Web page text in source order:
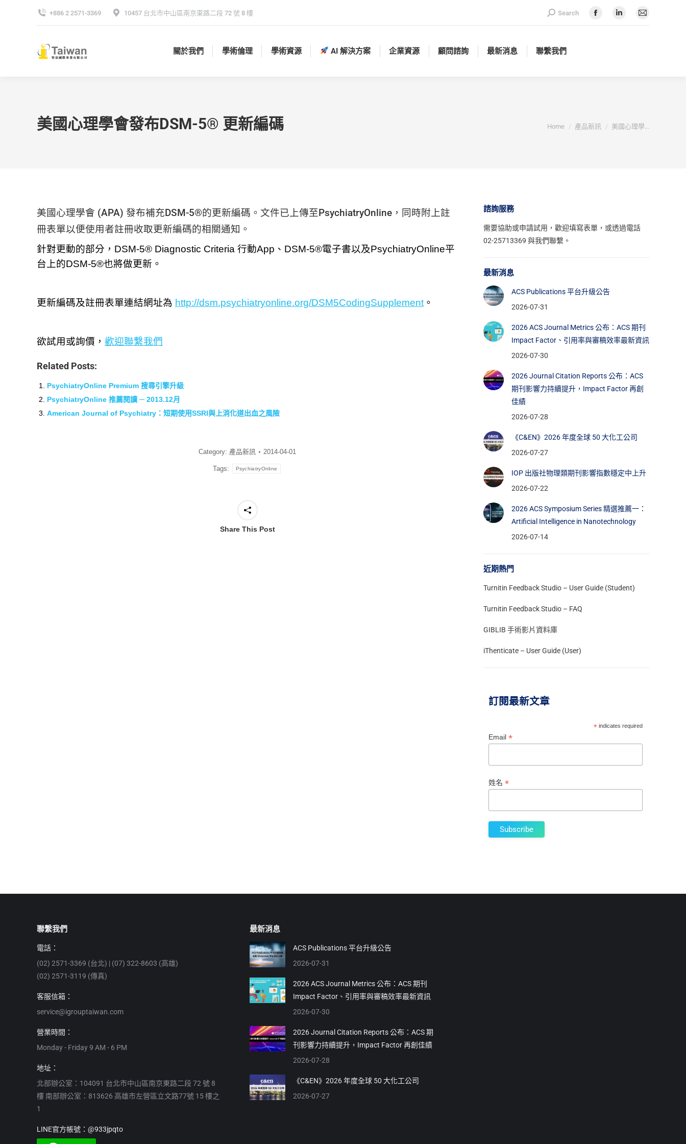
+886 2 2571-3369 10457 台北市中山區南京東路二段 72 號 8 樓 Search:Search
關於我們 學術倫理 學術資源 AI 解決方案 企業資源 顧問諮詢 最新消息 聯繫我們
美國心理學會發布DSM-5® 更新編碼 You are here:
Home 產品新訊 美國心理學...
美國心理學會 (APA) 發布補充DSM-5®的更新編碼。文件已上傳至PsychiatryOnline，同時附上註
冊表單以便使用者註冊收取更新編碼的相關通知。
針對更動的部分，DSM-5® Diagnostic Criteria 行動App、DSM-5®電子書以及PsychiatryOnline平
台上的DSM-5®也將做更新。
更新編碼及註冊表單連結網址為 http://dsm.psychiatryonline.org/DSM5CodingSupplement 。
欲試用或詢價， 歡迎聯繫我們
Related Posts:
PsychiatryOnline Premium 搜尋引擎升級
PsychiatryOnline 推薦閱讀 ─ 2013.12月
American Journal of Psychiatry：短期使用SSRI與上消化道出血之風險
Category: 產品新訊 2014-04-01
Tags: PsychiatryOnline
Share This Post
諮詢服務
需要協助或申請試用， 歡迎填寫表單 ，或透過電話
02-25713369 與我們聯繫。
最新消息
ACS Publications 平台升級公告
2026-07-31
2026 ACS Journal Metrics 公布：ACS 期刊
Impact Factor、引用率與審稿效率最新資訊
2026-07-30
2026 Journal Citation Reports 公布：ACS
期刊影響力持續提升，Impact Factor 再創
佳績
2026-07-28
《C&EN》2026 年度全球 50 大化工公司
2026-07-27
IOP 出版社物理類期刊影響指數穩定中上升
2026-07-22
2026 ACS Symposium Series 精選推薦一：
Artificial Intelligence in Nanotechnology
2026-07-14
近期熱門
Turnitin Feedback Studio – User Guide (Student)
Turnitin Feedback Studio – FAQ
GIBLIB 手術影片資料庫
iThenticate – User Guide (User)
訂閱最新文章
* indicates required
Email *
姓名 *
聯繫我們
電話：
(02) 2571-3369 (台北) | (07) 322-8603 (高雄)
(02) 2571-3119 (傳真)
客服信箱：
service@igrouptaiwan.com
營業時間：
Monday - Friday 9 AM - 6 PM
地址：
北部辦公室：104091 台北市中山區南京東路二段 72 號 8
樓 南部辦公室：813626 高雄市左營區立文路77號 15 樓之
1
LINE官方帳號：@933jpqto
最新消息
ACS Publications 平台升級公告
2026-07-31
2026 ACS Journal Metrics 公布：ACS 期刊
Impact Factor、引用率與審稿效率最新資訊
2026-07-30
2026 Journal Citation Reports 公布：ACS 期
刊影響力持續提升，Impact Factor 再創佳績
2026-07-28
《C&EN》2026 年度全球 50 大化工公司
2026-07-27
關於我們 學術倫理 聯繫我們